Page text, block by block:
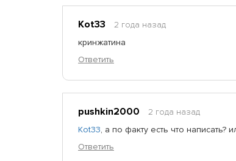
Kot33
2 года назад
кринжатина
Ответить
pushkin2000
2 года назад
Kot33, а по факту есть что
Ответить